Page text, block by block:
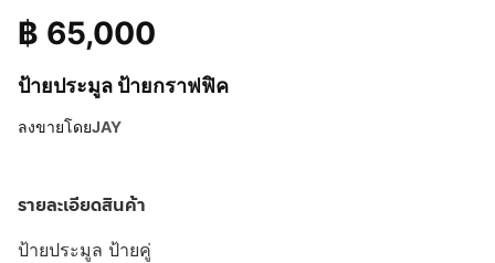
ป้ายประมูล ป้ายกราฟฟิค
฿ 65,000
ลงขายโดยJAY
รายละเอียดสินค้า
ป้ายประมูล ป้ายคู่